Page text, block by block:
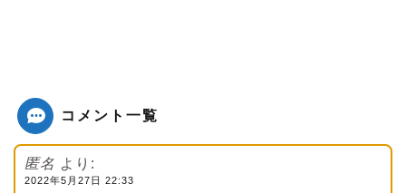
コメント一覧
匿名 より:
2022年5月27日 22:33